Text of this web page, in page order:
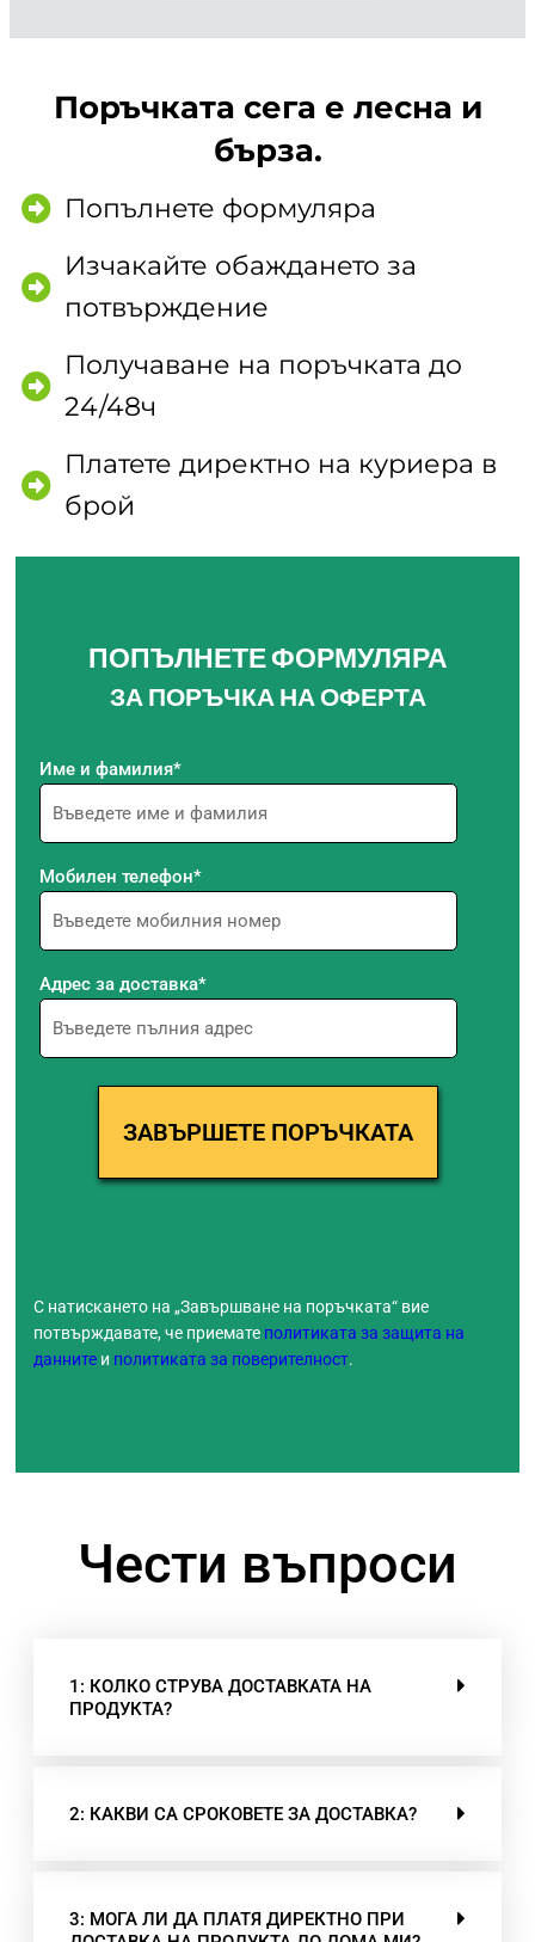
Поръчката сега е лесна и
бърза.
Попълнете формуляра
Изчакайте обаждането за
потвърждение
Получаване на поръчката до
24/48ч
Платете директно на куриера в
брой
ПОПЪЛНЕТЕ ФОРМУЛЯРА
ЗА ПОРЪЧКА НА ОФЕРТА
Име и фамилия*
Мобилен телефон*
Адрес за доставка*
С натискането на „Завършване на поръчката“ вие
потвърждавате, че приемате политиката за защита на
данните и политиката за поверителност.
Чести въпроси
1: КОЛКО СТРУВА ДОСТАВКАТА НА
ПРОДУКТА?
2: КАКВИ СА СРОКОВЕТЕ ЗА ДОСТАВКА?
3: МОГА ЛИ ДА ПЛАТЯ ДИРЕКТНО ПРИ